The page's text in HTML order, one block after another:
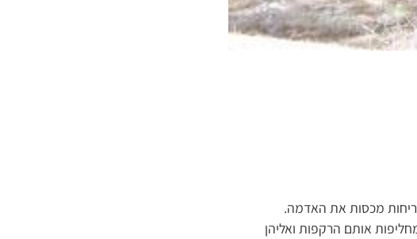
מכסות את האדמה.
אותם הרקפות ואליהן